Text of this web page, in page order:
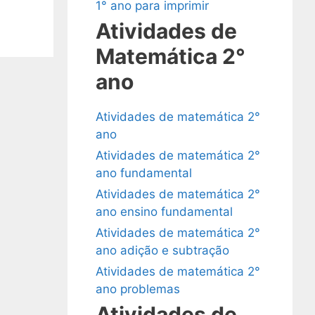
1° ano para imprimir
Atividades de
Matemática 2°
ano
Atividades de matemática 2°
ano
Atividades de matemática 2°
ano fundamental
Atividades de matemática 2°
ano ensino fundamental
Atividades de matemática 2°
ano adição e subtração
Atividades de matemática 2°
ano problemas